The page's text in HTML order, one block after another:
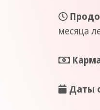
месяца
Даты